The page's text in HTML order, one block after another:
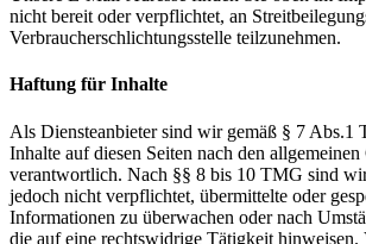
nicht bereit oder verpflichtet, an
Verbraucherschlichtungsstelle teilzunehmen.
Haftung für Inhalte
Als Diensteanbieter sind wir gemäß § 7 Abs.1
Inhalte auf diesen Seiten nach den allgemeinen
verantwortlich. Nach §§ 8 bis 10 TMG sind
jedoch nicht verpflichtet, übermittelte oder
Informationen zu überwachen oder nach
die auf eine rechtswidrige Tätigkeit